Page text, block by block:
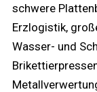
schwere
Erzlogistik,
Wasser- und